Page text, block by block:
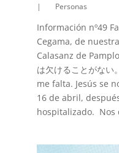
|
Personas
Información nº49
Cegama, de
Calasanz de
は欠けることがな
me falta. Jesús se
16 de abril,
hospitalizado. Nos